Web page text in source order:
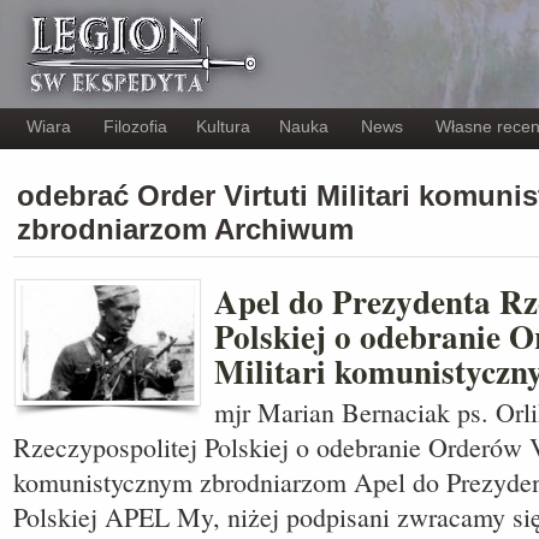
Wiara Filozofia Kultura Nauka News Własne
odebrać Order Virtuti Militari
zbrodniarzom Archiwum
Apel do Prezydenta
Polskiej o odebranie
Militari
mjr Marian Bernaciak ps.
Rzeczypospolitej Polskiej o odebranie
komunistycznym zbrodniarzom Apel do
Polskiej APEL My, niżej podpisani zwracamy